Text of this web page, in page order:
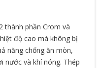
thành phần Crom và
độ cao mà không bị
năng chống ăn mòn,
nước và khí nóng. Thép